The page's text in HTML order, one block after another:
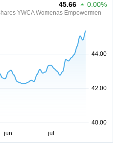
YWCA Womenas Empowermen
45.66 0.00%